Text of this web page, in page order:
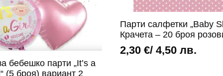
бебешко парти „It’s a
(5 броя) вариант 2
Парти салфетки „Baby
Крачета – 20 броя
2,30 €/ 4,50 лв.